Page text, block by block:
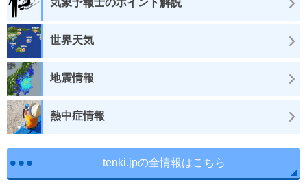
世界天気
地震情報
熱中症情報
tenki.jpの全情報はこちら